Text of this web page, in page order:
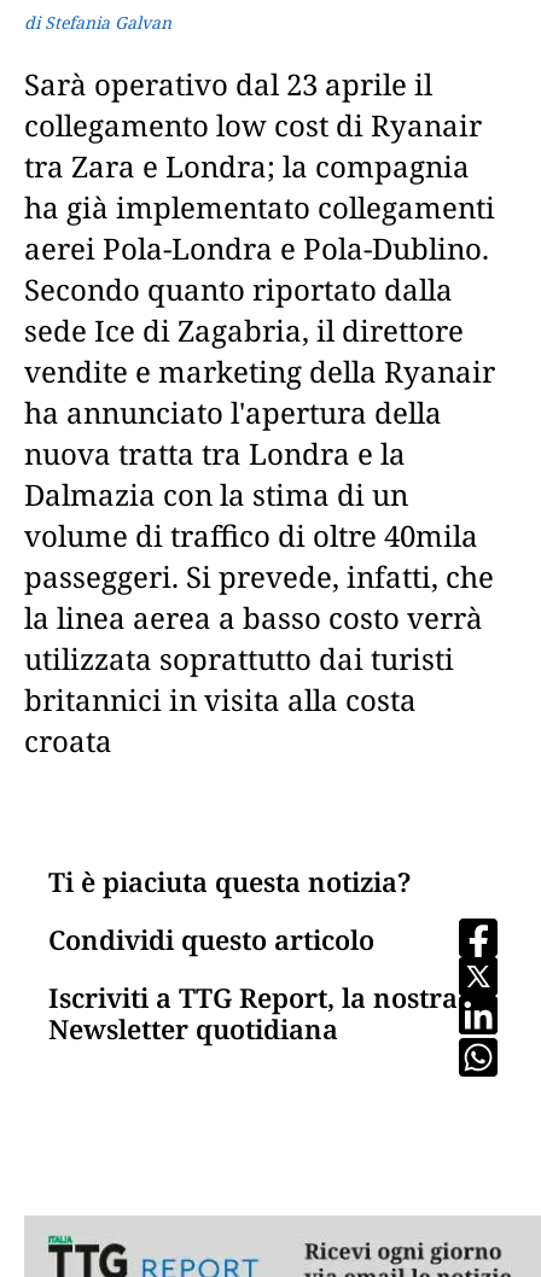
di Stefania Galvan
Sarà operativo dal 23 aprile il
collegamento low cost di Ryanair
tra Zara e Londra; la compagnia
ha già implementato collegamenti
aerei Pola-Londra e Pola-Dublino.
Secondo quanto riportato dalla
sede Ice di Zagabria, il direttore
vendite e marketing della Ryanair
ha annunciato l'apertura della
nuova tratta tra Londra e la
Dalmazia con la stima di un
volume di traffico di oltre 40mila
passeggeri. Si prevede, infatti, che
la linea aerea a basso costo verrà
utilizzata soprattutto dai turisti
britannici in visita alla costa
croata
Ti è piaciuta questa notizia?
Condividi questo articolo
Iscriviti a TTG Report, la nostra
Newsletter quotidiana